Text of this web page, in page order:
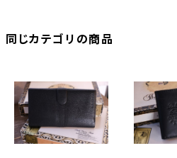
同じカテゴリの商品